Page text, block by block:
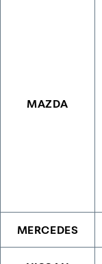
MAZDA
MERCEDES